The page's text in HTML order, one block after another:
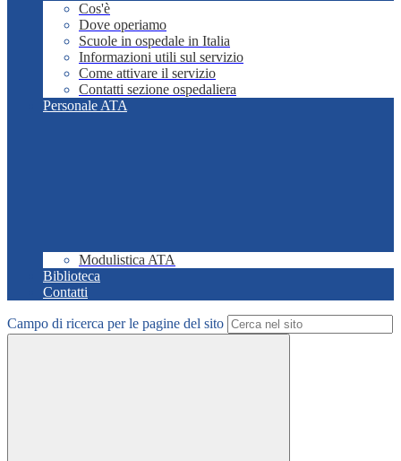
Cos'è
Dove operiamo
Scuole in ospedale in Italia
Informazioni utili sul servizio
Come attivare il servizio
Contatti sezione ospedaliera
Personale ATA
Modulistica ATA
Biblioteca
Contatti
Campo di ricerca per le pagine del sito